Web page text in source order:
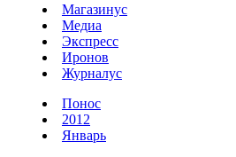
Магазинус
Медиа
Экспресс
Иронов
Журналус
Понос
2012
Январь